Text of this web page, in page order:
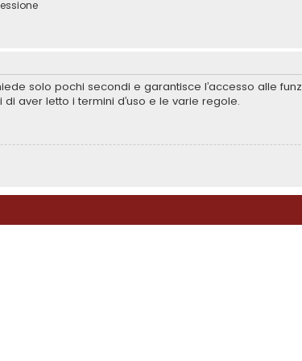
solo pochi secondi e garantisce l’accesso alle
aver letto i termini d’uso e le varie regole.